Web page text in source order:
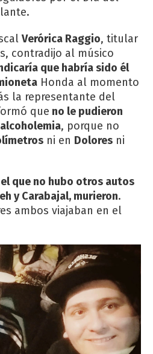
Verórica Raggio, titular
contradijo al músico
que habría sido él
Honda al momento
la representante del
que no le pudieron
, porque no
ni en Dolores ni
que no hubo otros autos
y Carabajal, murieron.
ambos viajaban en el